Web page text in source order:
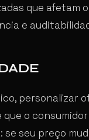
que afetam
e
personalizar
o consumidor
seu preço